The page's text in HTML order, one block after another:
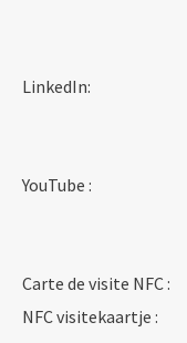
LinkedIn:
YouTube :
Carte de visite NFC :
NFC visitekaartje :